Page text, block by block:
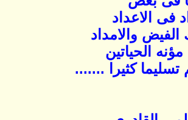
فى الاعداد
والامداد
الحياتين
كثيرا .......